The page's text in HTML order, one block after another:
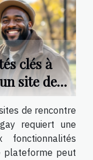
clés à
site de
gays
de rencontre
requiert une
fonctionnalités
plateforme peut